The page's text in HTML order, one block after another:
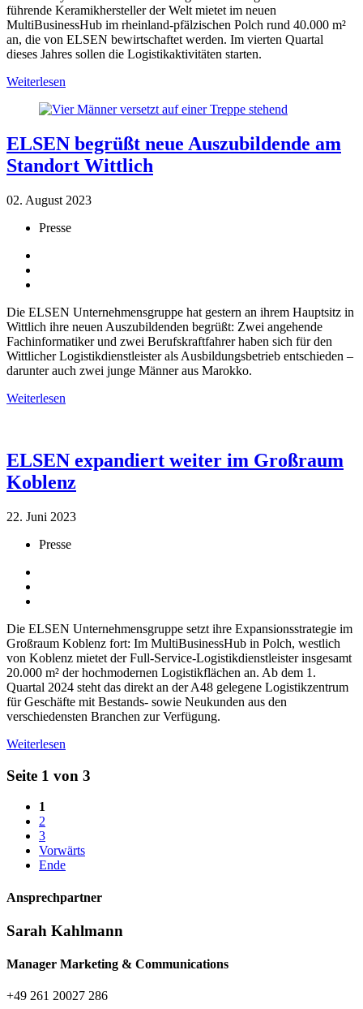
führende Keramikhersteller der Welt mietet im neuen
MultiBusinessHub im rheinland-pfälzischen Polch rund 40.000 m²
an, die von ELSEN bewirtschaftet werden. Im vierten Quartal
dieses Jahres sollen die Logistikaktivitäten starten.
Weiterlesen
ELSEN begrüßt neue Auszubildende am
Standort Wittlich
02. August 2023
Presse
Die ELSEN Unternehmensgruppe hat gestern an ihrem Hauptsitz in
Wittlich ihre neuen Auszubildenden begrüßt: Zwei angehende
Fachinformatiker und zwei Berufskraftfahrer haben sich für den
Wittlicher Logistikdienstleister als Ausbildungsbetrieb entschieden –
darunter auch zwei junge Männer aus Marokko.
Weiterlesen
ELSEN expandiert weiter im Großraum
Koblenz
22. Juni 2023
Presse
Die ELSEN Unternehmensgruppe setzt ihre Expansionsstrategie im
Großraum Koblenz fort: Im MultiBusinessHub in Polch, westlich
von Koblenz mietet der Full-Service-Logistikdienstleister insgesamt
20.000 m² der hochmodernen Logistikflächen an. Ab dem 1.
Quartal 2024 steht das direkt an der A48 gelegene Logistikzentrum
für Geschäfte mit Bestands- sowie Neukunden aus den
verschiedensten Branchen zur Verfügung.
Weiterlesen
Seite 1 von 3
1
2
3
Vorwärts
Ende
Ansprech­partner
Sarah Kahlmann
Manager Marketing & Communications
+49 261 20027 286